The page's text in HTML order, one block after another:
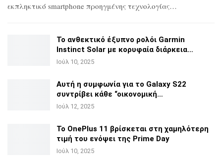
εκπληκτικό smartphone προηγμένης τεχνολογίας…
Το ανθεκτικό έξυπνο ρολόι Garmin
Instinct Solar με κορυφαία διάρκεια…
Ιούλ 10, 2025
Αυτή η συμφωνία για το Galaxy S22
συντρίβει κάθε “οικονομική…
Ιούλ 12, 2025
Το OnePlus 11 βρίσκεται στη χαμηλότερη
τιμή του ενόψει της Prime Day
Ιούλ 10, 2025